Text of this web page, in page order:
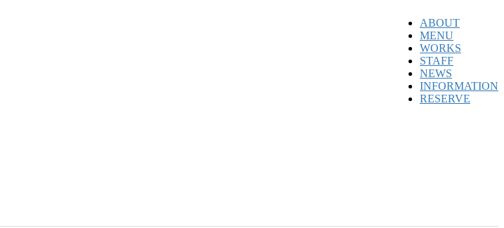
ABOUT
MENU
WORKS
STAFF
NEWS
INFORMATION
RESERVE